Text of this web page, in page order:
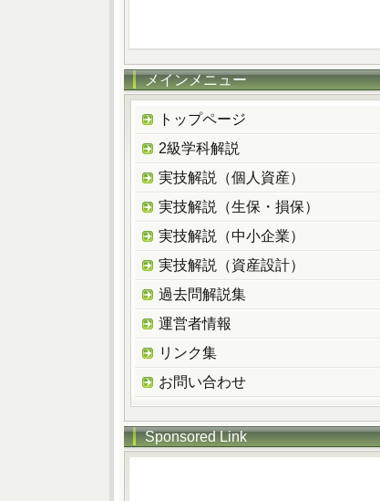
メインメニュー
トップページ
2級学科解説
実技解説（個人資産）
実技解説（生保・損保）
実技解説（中小企業）
実技解説（資産設計）
過去問解説集
運営者情報
リンク集
お問い合わせ
Sponsored Link